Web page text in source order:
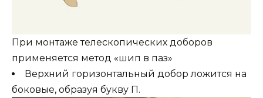
При монтаже телескопических доборов
применяется метод «шип в паз»
Верхний горизонтальный добор ложится на
боковые, образуя букву П.